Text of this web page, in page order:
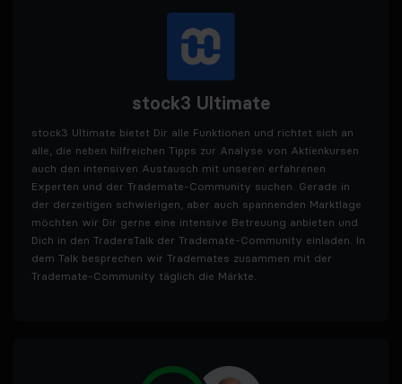
stock3 Ultimate
stock3 Ultimate bietet Dir alle Funktionen und richtet sich an
alle, die neben hilfreichen Tipps zur Analyse von Aktienkursen
auch den intensiven Austausch mit unseren erfahrenen
Experten und der Trademate-Community suchen. Gerade in
der derzeitigen schwierigen, aber auch spannenden Marktlage
möchten wir Dir gerne eine intensive Betreuung anbieten und
Dich in den TradersTalk der Trademate-Community einladen. In
dem Talk besprechen wir Trademates zusammen mit der
Trademate-Community täglich die Märkte.